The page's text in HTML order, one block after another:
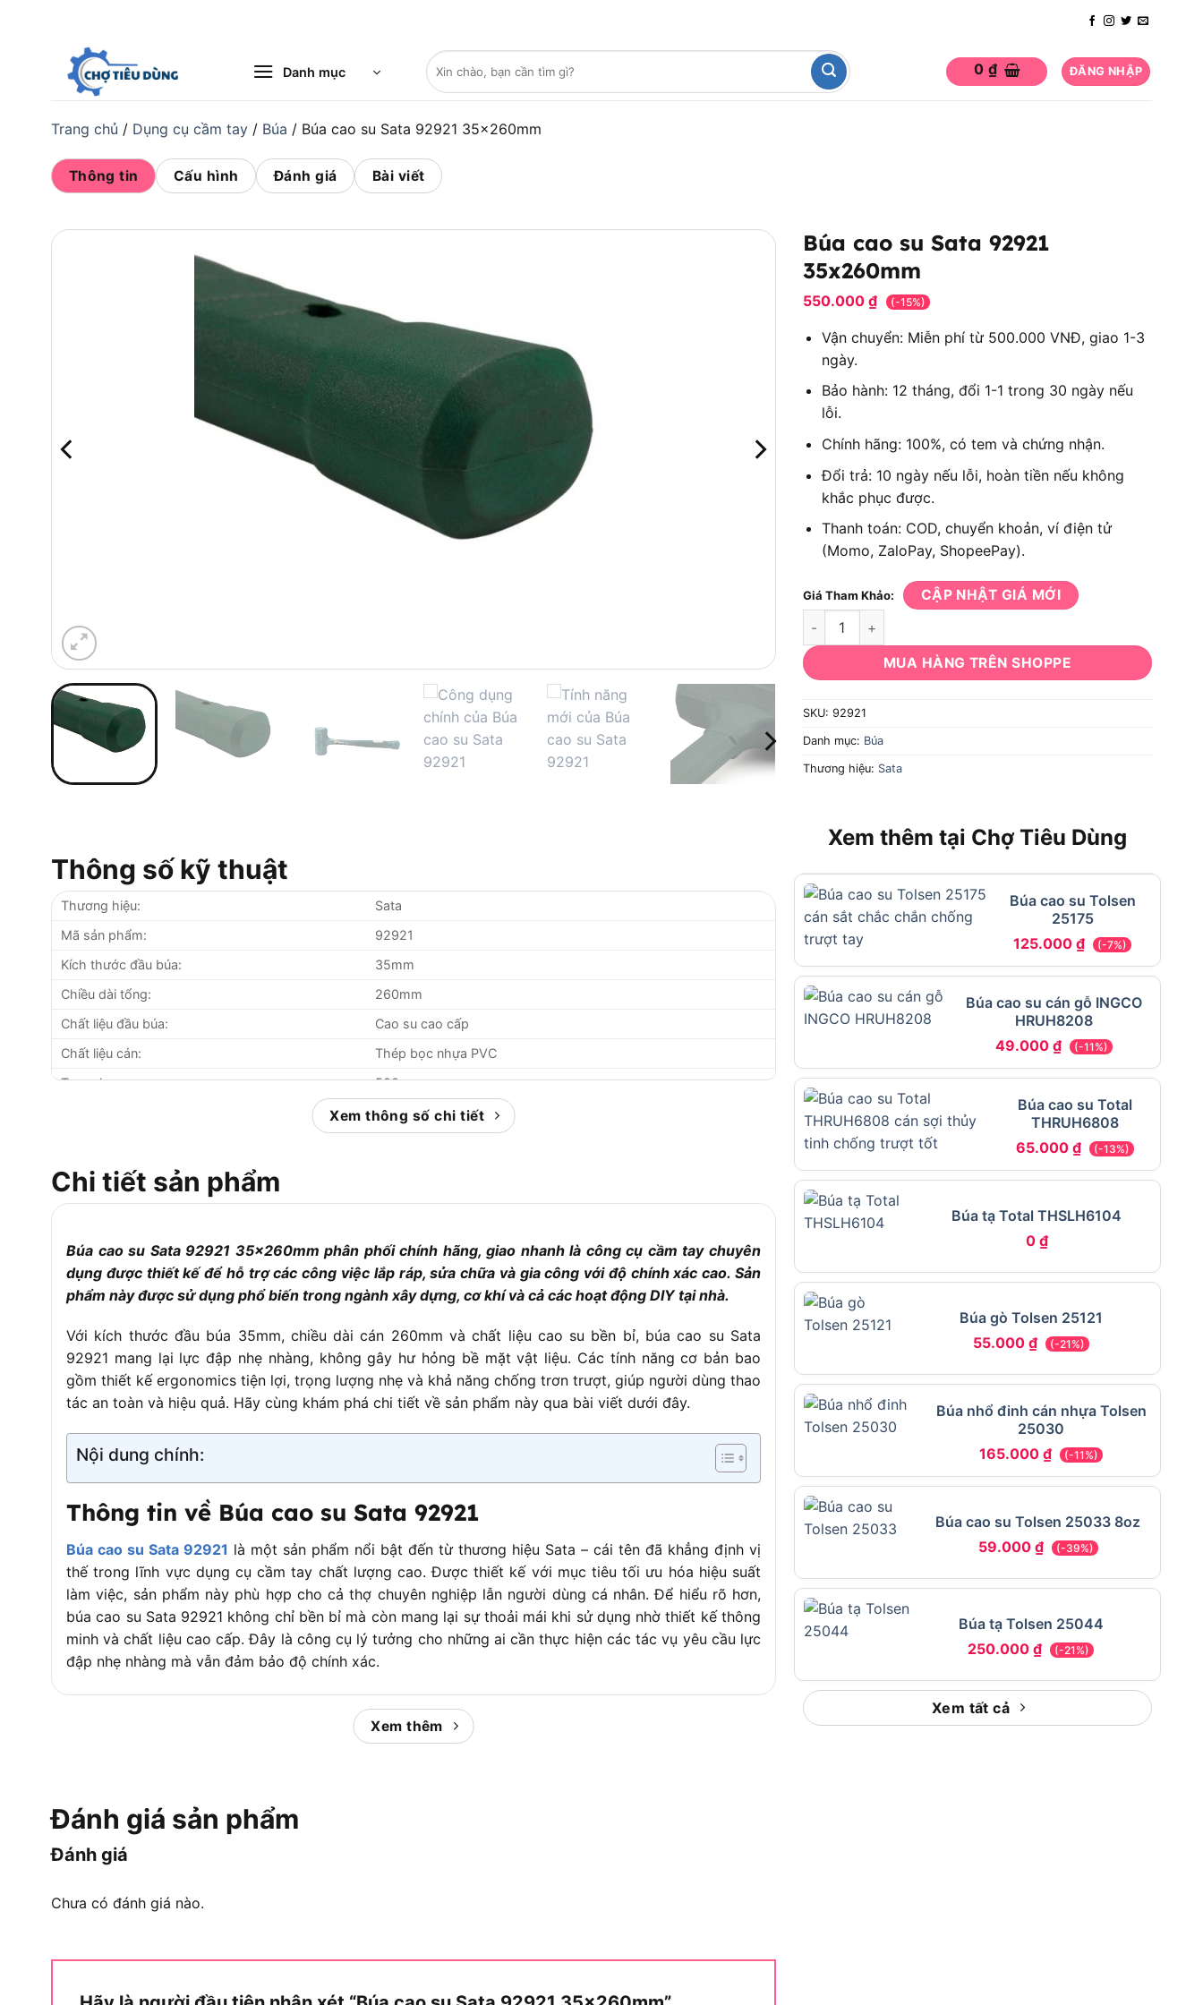
Danh mục
Tìm
kiếm:
0 ₫ ĐĂNG NHẬP
Trang chủ / Dụng cụ cầm tay / Búa / Búa cao su Sata 92921 35x260mm
Thông tin Cấu hình Đánh giá Bài viết
Búa cao su Sata 92921
35x260mm
550.000 ₫ (-15%)
Vận chuyển: Miễn phí từ 500.000 VNĐ, giao 1-3
ngày.
Bảo hành: 12 tháng, đổi 1-1 trong 30 ngày nếu
lỗi.
Chính hãng: 100%, có tem và chứng nhận.
Đổi trả: 10 ngày nếu lỗi, hoàn tiền nếu không
khắc phục được.
Thanh toán: COD, chuyển khoản, ví điện tử
(Momo, ZaloPay, ShopeePay).
Giá Tham Khảo: CẬP NHẬT GIÁ MỚI
Búa cao su Sata 92921 35x260mm số lượng
MUA HÀNG TRÊN SHOPPE
SKU: 92921
Danh mục: Búa
Thương hiệu: Sata
Thông số kỹ thuật
Thương hiệu:
Sata
Mã sản phẩm:
92921
Kích thước đầu búa:
35mm
Chiều dài tổng:
260mm
Chất liệu đầu búa:
Cao su cao cấp
Chất liệu cán:
Thép bọc nhựa PVC
Trọng lượng:
500g
Trung Quốc (công nghệ Mỹ)
Xem thông số chi tiết
Chi tiết sản phẩm
Búa cao su Sata 92921 35x260mm phân phối chính hãng, giao nhanh là công cụ cầm tay chuyên
dụng được thiết kế để hỗ trợ các công việc lắp ráp, sửa chữa và gia công với độ chính xác cao. Sản
phẩm này được sử dụng phổ biến trong ngành xây dựng, cơ khí và cả các hoạt động DIY tại nhà.
Với kích thước đầu búa 35mm, chiều dài cán 260mm và chất liệu cao su bền bỉ, búa cao su Sata
92921 mang lại lực đập nhẹ nhàng, không gây hư hỏng bề mặt vật liệu. Các tính năng cơ bản bao
gồm thiết kế ergonomics tiện lợi, trọng lượng nhẹ và khả năng chống trơn trượt, giúp người dùng thao
tác an toàn và hiệu quả. Hãy cùng khám phá chi tiết về sản phẩm này qua bài viết dưới đây.
Nội dung chính:
Thông tin về Búa cao su Sata 92921
Búa cao su Sata 92921 là một sản phẩm nổi bật đến từ thương hiệu Sata – cái tên đã khẳng định vị
thế trong lĩnh vực dụng cụ cầm tay chất lượng cao. Được thiết kế với mục tiêu tối ưu hóa hiệu suất
làm việc, sản phẩm này phù hợp cho cả thợ chuyên nghiệp lẫn người dùng cá nhân. Để hiểu rõ hơn,
búa cao su Sata 92921 không chỉ bền bỉ mà còn mang lại sự thoải mái khi sử dụng nhờ thiết kế thông
minh và chất liệu cao cấp. Đây là công cụ lý tưởng cho những ai cần thực hiện các tác vụ yêu cầu lực
đập nhẹ nhàng mà vẫn đảm bảo độ chính xác.
trợ tối đa cho khách hàng. Tiếp theo, chúng ta sẽ tìm hiểu sâu hơn về công dụng của búa cao su này
Không những thế, Búa cao su Sata 92921 được thiết kế để thực hiện các công việc đòi hỏi sự tinh tế,
hỏng bề mặt.
Xem thêm
Đánh giá sản phẩm
Đánh giá
Chưa có đánh giá nào.
Xem thêm tại Chợ Tiêu Dùng
Búa cao su Tolsen
25175
125.000₫ (-7%)
Búa cao su cán gỗ INGCO
HRUH8208
49.000 ₫ (-11%)
Búa cao su Total
THRUH6808
65.000 ₫ (-13%)
Búa tạ Total THSLH6104
0 ₫
Búa gò Tolsen 25121
55.000 ₫ (-21%)
Búa nhổ đinh cán nhựa Tolsen
25030
165.000 ₫ (-11%)
Búa cao su Tolsen 25033 8oz
59.000 ₫ (-39%)
Búa tạ Tolsen 25044
250.000₫ (-21%)
Xem tất cả